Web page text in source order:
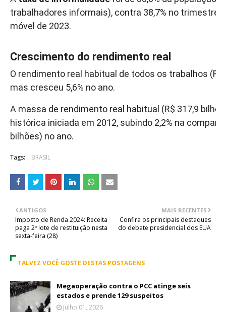
trabalhadores informais), contra 38,7% no trimestre
móvel de 2023.
Crescimento do rendimento real
O rendimento real habitual de todos os trabalhos
mas cresceu 5,6% no ano.
A massa de rendimento real habitual (R$ 317,9
histórica iniciada em 2012, subindo 2,2% na
bilhões) no ano.
Tags: BRASIL
MAIS RECENTES
Confira os principais destaques
do debate presidencial dos EUA
ANTIGOS
Imposto de Renda 2024: Receita
paga 2º lote de restituição nesta
sexta-feira (28)
TALVEZ VOCÊ GOSTE DESTAS POSTAGENS
Megaoperação contra o PCC atinge seis
estados e prende 129 suspeitos
Julho 01, 2026